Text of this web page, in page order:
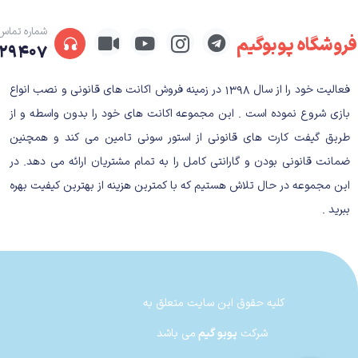
The Forest
داستان بازی The Forest
و مرموز، سبز شدن یک مرد ترسناک و دور شدن وی به
این چه اتفاقاتی رخ می دهند؟ خودتان بازی را تجربه
درگیر داستان بازی نکرده و بیشتر روی نکات دیگر
فروشگاه پوبوگیم
شماره
فعالیت خود را از سال ۱۳۹۸ در زمینه فروش اکانت های قانونی و نصب انواع
بازی شروع نموده است . این مجموعه اکانت های خود را بدون واسطه و از
طریق گیفت کارت های قانونی از استور سونی تامین می کند و همچنین
ضمانت قانونی بودن و گارانتی کامل را به تمام مشتریان ارائه می دهد. در
این مجموعه در حال تلاش هستیم که با کمترین هزینه از بهترین کیفیت بهره
ببرید .
کلیه حقوق این سایت متعلق به
شرکت پوبو گیممی باشد